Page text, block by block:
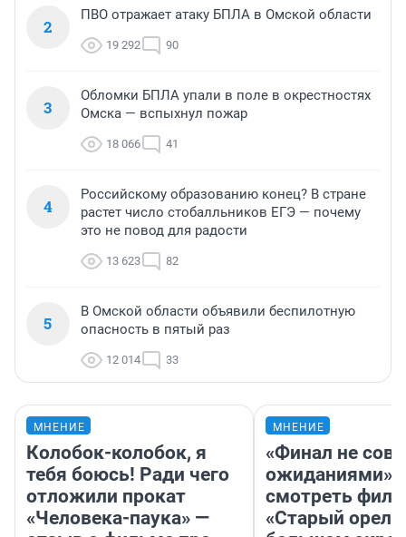
2
ПВО отражает атаку БПЛА в Омской области
19 292 90
3
Обломки БПЛА упали в поле в окрестностях
Омска — вспыхнул пожар
18 066 41
4
Российскому образованию конец? В стране
растет число стобалльников ЕГЭ — почему
это не повод для радости
13 623 82
5
В Омской области объявили беспилотную
опасность в пятый раз
12 014 33
МНЕНИЕ
Колобок-колобок, я
тебя боюсь! Ради чего
отложили прокат
«Человека-паука» —
МНЕНИЕ
«Финал не
ожиданиями»:
смотреть
«Старый орел»